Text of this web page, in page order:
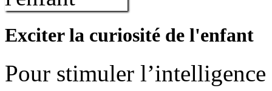
Exciter la curiosité de l'enfant
Pour stimuler l’intelligence